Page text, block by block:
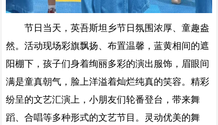
节日当天，英吾斯坦乡节日氛围浓厚、童趣盎
然。活动现场彩旗飘扬、布置温馨，蓝黄相间的遮
阳棚下，孩子们身着绚丽多彩的演出服饰，眉眼间
满是童真朝气，脸上洋溢着灿烂纯真的笑容。精彩
纷呈的文艺汇演上，小朋友们轮番登台，带来舞
蹈、合唱等多种形式的文艺节目。灵动优美的舞